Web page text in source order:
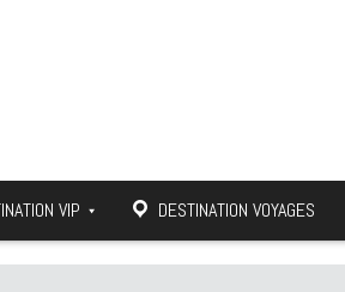
VIP DESTINATION VOYAGES